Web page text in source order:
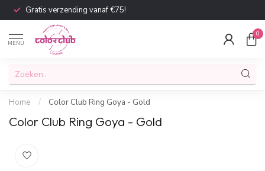
Gratis verzending vanaf €75!
MENU
0
Home / Color Club Ring Goya - Gold
Color Club Ring Goya - Gold